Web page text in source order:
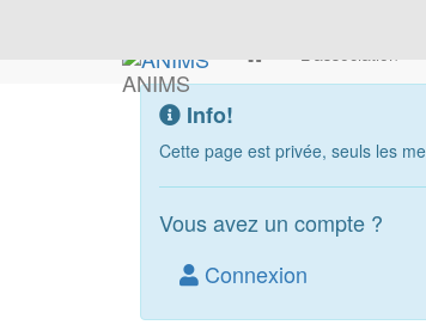
ANIMS
L'association
Info!
Cette page est privée, seuls les
Vous avez un compte ?
Connexion